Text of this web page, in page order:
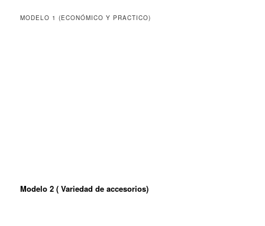
MODELO 1 (ECONÓMICO Y PRACTICO)
Modelo 2 ( Variedad de accesorios)